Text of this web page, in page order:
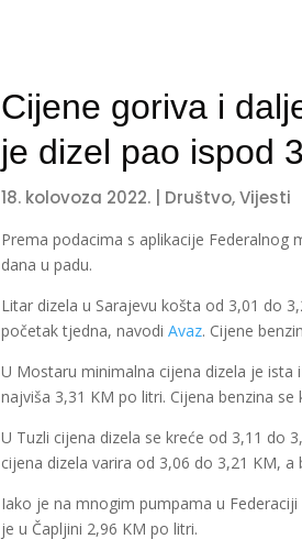
Cijene goriva i
je dizel pao ispod
18. kolovoza 2022. Društvo,Vijesti
Prema podacima s aplikacije Federalnog
dana u padu.
Litar dizela u Sarajevu košta od 3,01 do
početak tjedna, navodiAvaz. Cijene
U Mostaru minimalna cijena dizela je
najviša 3,31 KM po litri. Cijena benzina
U Tuzli cijena dizela se kreće od 3,11 do
cijena dizela varira od 3,06 do 3,21 KM,
Iako je na mnogim pumpama u
je u Čapljini 2,96 KM po litri.